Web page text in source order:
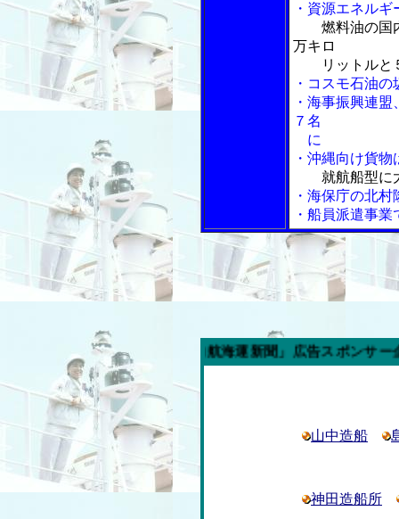
・資源エネル
燃料油の国
万キロ
リットルと５
・コスモ石油
・海事振興連
７名
に
・沖縄向け貨
就航船型に
・海保庁の北
・船員派遣事
今週の「内航海運新聞」広告スポンサー企業
山中造船
神田造船所